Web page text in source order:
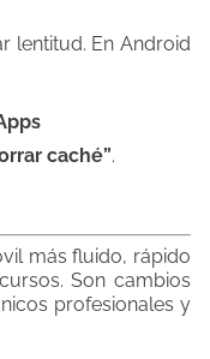
lentitud. En Android
caché”.
más fluido, rápido
Son cambios
profesionales y